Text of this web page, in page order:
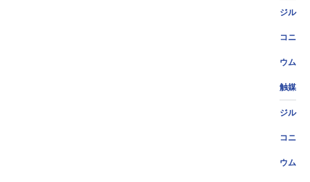
ジル
コニ
ウム
触媒
ジル
コニ
ウム